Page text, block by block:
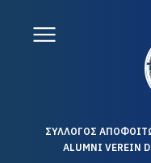
ΣΥΛΛΟΓΟΣ
ALUMNI VEREIN